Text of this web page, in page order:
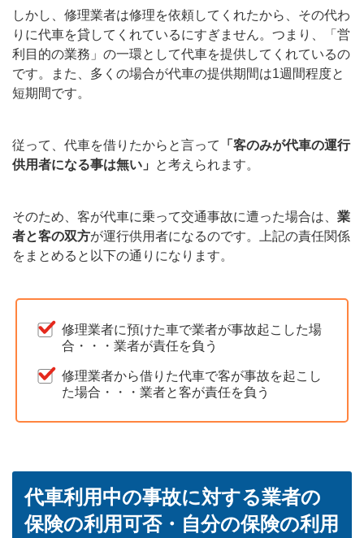
しかし、修理業者は修理を依頼してくれたから、その代わ
りに代車を貸してくれているにすぎません。つまり、「営
利目的の業務」の一環として代車を提供してくれているの
です。また、多くの場合が代車の提供期間は1週間程度と
短期間です。
従って、代車を借りたからと言って
「客のみが代車の運行
供用者になる事は無い」
と考えられます。
そのため、客が代車に乗って交通事故に遭った場合は、 業
者と客の双方が運行供用者になるのです。上記の責任関係
をまとめると以下の通りになります。
修理業者に預けた車で業者が事故起こした場
合・・・業者が責任を負う
修理業者から借りた代車で客が事故を起こし
た場合・・・業者と客が責任を負う
代車利用中の事故に対する業者の
保険の利用可否・自分の保険の利用